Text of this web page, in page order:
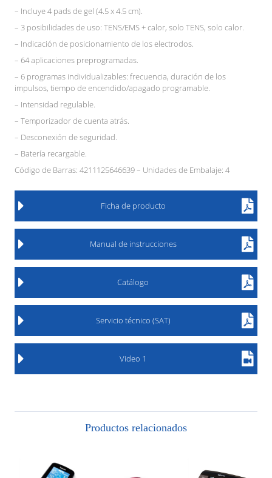
– Incluye 4 pads de gel (4.5 x 4.5 cm).
– 3 posibilidades de uso: TENS/EMS + calor, solo TENS, solo calor.
– Indicación de posicionamiento de los electrodos.
– 64 aplicaciones preprogramadas.
– 6 programas individualizables: frecuencia, duración de los
impulsos, tiempo de encendido/apagado programable.
– Intensidad regulable.
– Temporizador de cuenta atrás.
– Desconexión de seguridad.
– Batería recargable.
Código de Barras: 4211125646639 – Unidades de Embalaje: 4
Ficha de producto
Manual de instrucciones
Catálogo
Servicio técnico (SAT)
Video 1
Productos relacionados